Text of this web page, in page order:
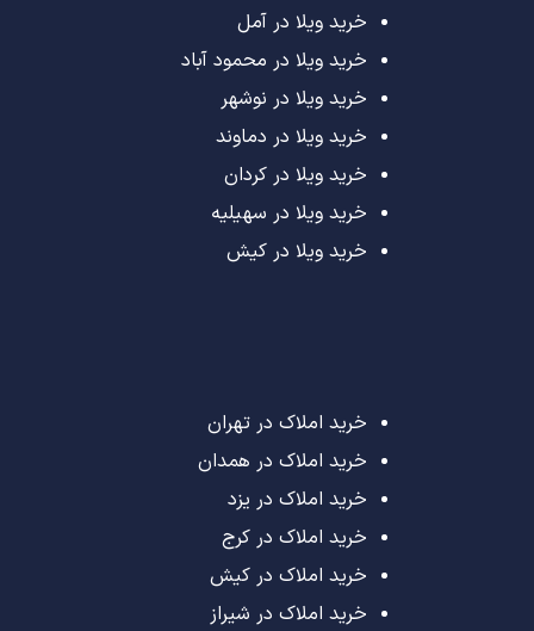
خرید ویلا در آمل
خرید ویلا در محمود آباد
خرید ویلا در نوشهر
خرید ویلا در دماوند
خرید ویلا در کردان
خرید ویلا در سهیلیه
خرید ویلا در کیش
خرید املاک در تهران
خرید املاک در همدان
خرید املاک در یزد
خرید املاک در کرج
خرید املاک در کیش
خرید املاک در شیراز